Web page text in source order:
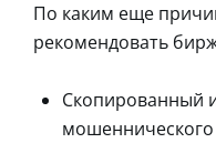
По каким еще
рекомендовать
Скопированный